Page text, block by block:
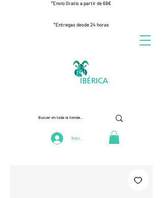
*Envío Gratis a partir de 69€
*Entregas desde 24 horas
Iniciar Sesión